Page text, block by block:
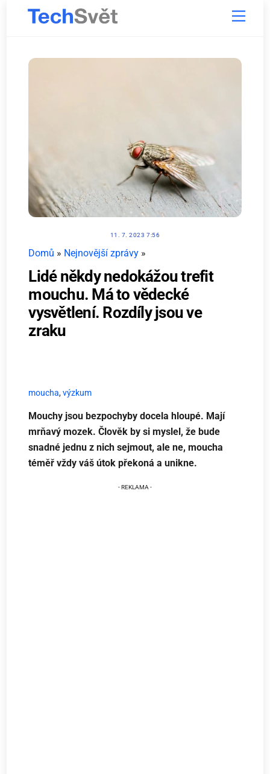
Menu
11. 7. 2023 7:56
Domů » Nejnovější zprávy »
Lidé někdy nedokážou trefit
mouchu. Má to vědecké
vysvětlení. Rozdíly jsou ve
zraku
moucha,výzkum
Mouchy jsou bezpochyby docela hloupé. Mají
mrňavý mozek. Člověk by si myslel, že bude
snadné jednu z nich sejmout, ale ne, moucha
téměř vždy váš útok překoná a unikne.